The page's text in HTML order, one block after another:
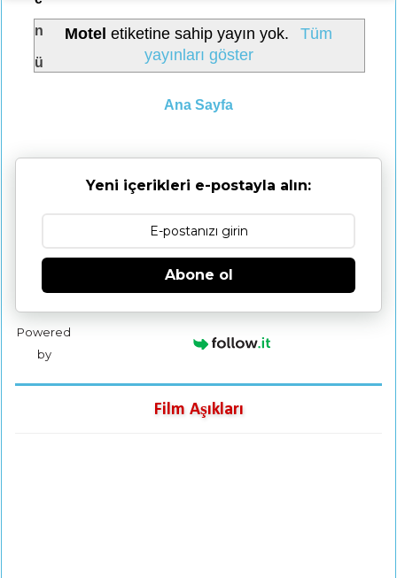
n
ü
Motel etiketine sahip yayın yok.
Tüm
yayınları göster
Ana Sayfa
Yeni içerikleri e-postayla alın:
Abone ol
Powered
by
Film Aşıkları